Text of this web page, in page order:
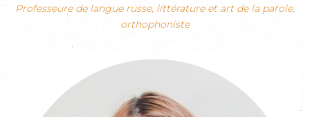
Professeure de langue russe, littérature et art de la parole,
orthophoniste